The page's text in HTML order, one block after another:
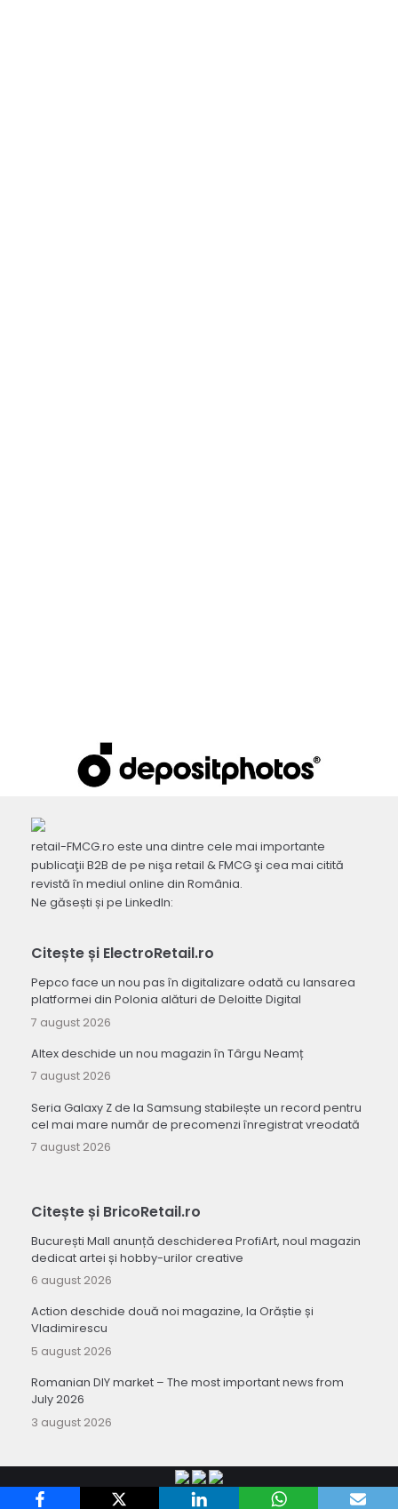
retail-FMCG.ro este una dintre cele mai importante
publicaţii B2B de pe nişa retail & FMCG şi cea mai citită
revistă în mediul online din România.
Ne găsești și pe LinkedIn:
Citește și ElectroRetail.ro
Pepco face un nou pas în digitalizare odată cu lansarea
platformei din Polonia alături de Deloitte Digital
7 august 2026
Altex deschide un nou magazin în Târgu Neamț
7 august 2026
Seria Galaxy Z de la Samsung stabilește un record pentru
cel mai mare număr de precomenzi înregistrat vreodată
7 august 2026
Citește și BricoRetail.ro
București Mall anunță deschiderea ProfiArt, noul magazin
dedicat artei și hobby-urilor creative
6 august 2026
Action deschide două noi magazine, la Orăștie și
Vladimirescu
5 august 2026
Romanian DIY market – The most important news from
July 2026
3 august 2026
Copyright 2010- Retail-FMCG.ro Termeni si conditii de utilizare a site-ului